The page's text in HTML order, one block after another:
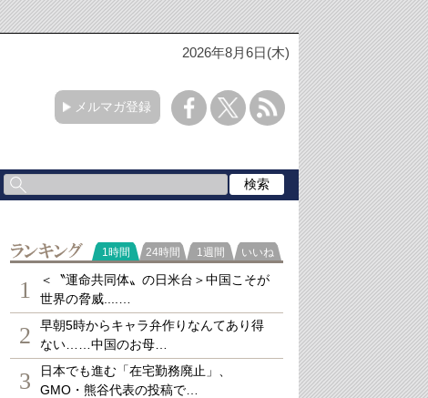
2026年8月6日(木)
メルマガ登録
ランキング
1時間 24時間 1週間 いいね
1
＜〝運命共同体〟の日米台＞中国こそが
世界の脅威....…
2
早朝5時からキャラ弁作りなんてあり得
ない……中国のお母…
3
日本でも進む「在宅勤務廃止」、
GMO・熊谷代表の投稿で…